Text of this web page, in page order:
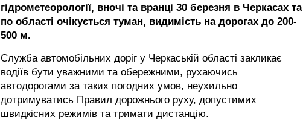
гідрометеорології, вночі та вранці 30 березня в Черкасах та
по області очікується туман, видимість на дорогах до 200-
500 м.
Служба автомобільних доріг у Черкаській області закликає
водіїв бути уважними та обережними, рухаючись
автодорогами за таких погодних умов, неухильно
дотримуватись Правил дорожнього руху, допустимих
швидкісних режимів та тримати дистанцію.